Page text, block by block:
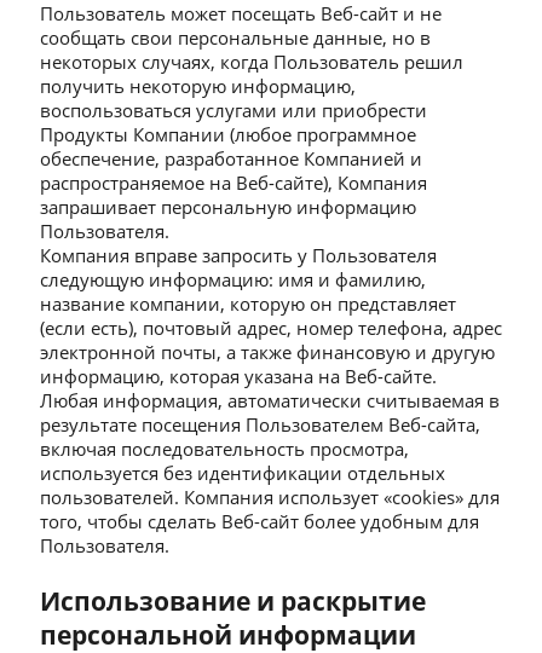
Пользователь может посещать Веб-сайт и не
сообщать свои персональные данные, но в
некоторых случаях, когда Пользователь решил
получить некоторую информацию,
воспользоваться услугами или приобрести
Продукты Компании (любое программное
обеспечение, разработанное Компанией и
распространяемое на Веб-сайте), Компания
запрашивает персональную информацию
Пользователя.
Компания вправе запросить у Пользователя
следующую информацию: имя и фамилию,
название компании, которую он представляет
(если есть), почтовый адрес, номер телефона, адрес
электронной почты, а также финансовую и другую
информацию, которая указана на Веб-сайте.
Любая информация, автоматически считываемая в
результате посещения Пользователем Веб-сайта,
включая последовательность просмотра,
используется без идентификации отдельных
пользователей. Компания использует «cookies» для
того, чтобы сделать Веб-сайт более удобным для
Пользователя.
Использование и раскрытие
персональной информации